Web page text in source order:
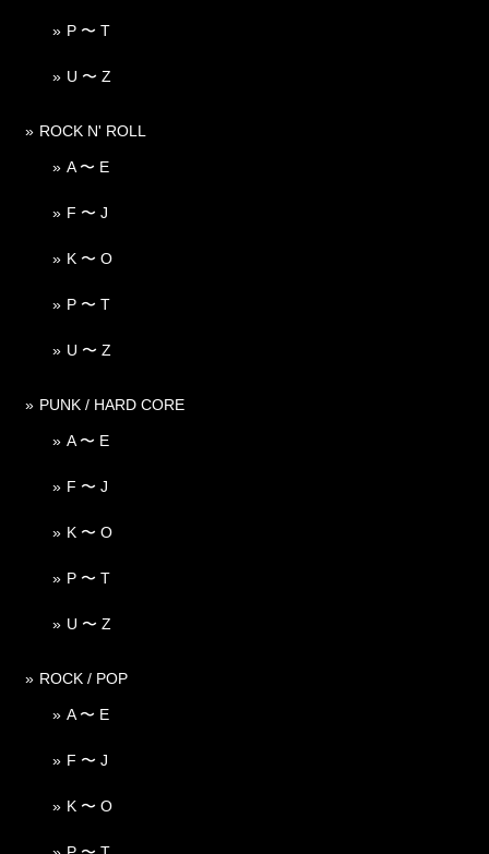
P 〜 T
U 〜 Z
ROCK N' ROLL
A 〜 E
F 〜 J
K 〜 O
P 〜 T
U 〜 Z
PUNK / HARD CORE
A 〜 E
F 〜 J
K 〜 O
P 〜 T
U 〜 Z
ROCK / POP
A 〜 E
F 〜 J
K 〜 O